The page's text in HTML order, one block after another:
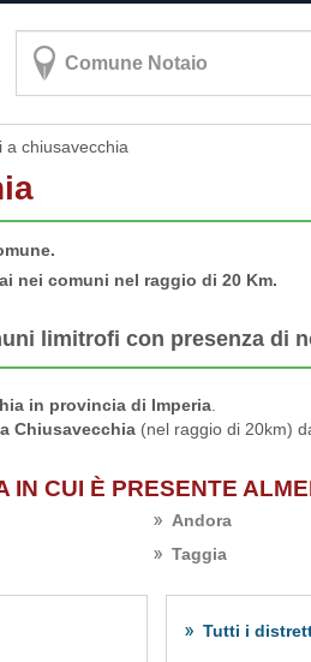
a chiusavecchia
nei comuni nel raggio di 20 Km.
limitrofi con presenza di
in provincia di Imperia
Chiusavecchia (nel raggio di 20km)
IN CUI È PRESENTE
Andora
Taggia
Tutti i